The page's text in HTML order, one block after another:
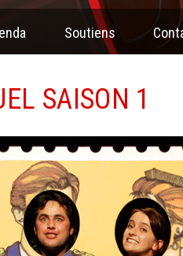
Soutiens
SAISON 1